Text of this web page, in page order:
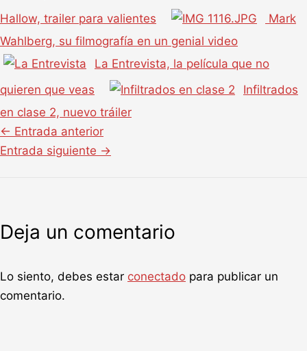
Hallow, trailer para valientes
Mark
Wahlberg, su filmografía en un genial video
La Entrevista, la película que no
quieren que veas
Infiltrados
en clase 2, nuevo tráiler
← Entrada anterior
Entrada siguiente →
Deja un comentario
Lo siento, debes estar conectado para publicar un
comentario.